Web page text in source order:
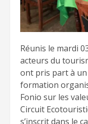
Réunis le mardi
acteurs du
ont pris part à
formation
Fonio sur les
Circuit
s’inscrit dans le